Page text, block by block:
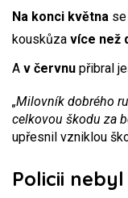
Na konci května
kouskůza více než
A v červnu přibral
„Milovník dobrého
celkovou škodu za
upřesnil vzniklou
Policii